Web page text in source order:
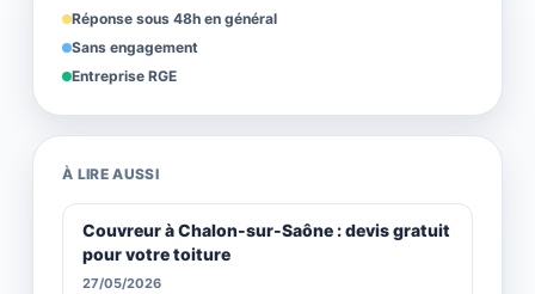
Réponse sous 48h en général
Sans engagement
Entreprise RGE
À LIRE AUSSI
Couvreur à Chalon-sur-Saône : devis gratuit
pour votre toiture
27/05/2026